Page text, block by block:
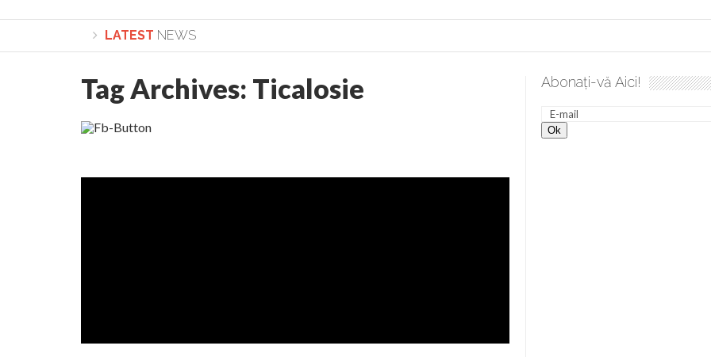
LATEST NEWS
Lepădarea de sine și urmarea lui Hristos. Calea spre desăvârșire. Gând de duminică de Elena Solunca Moise
Tag Archives: Ticalosie Abonați-vă Aici!